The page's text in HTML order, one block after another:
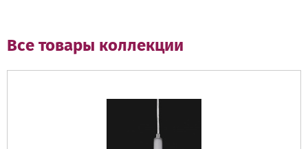
Все товары коллекции